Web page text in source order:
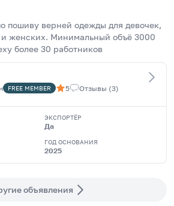
пошиву верней одежды для девочек,
женских. Минимальный объё 3000
более 30 работников
FREE MEMBER 5 Отзывы (3)
ЭКСПОРТЁР
Да
ГОД ОСНОВАНИЯ
2025
объявления